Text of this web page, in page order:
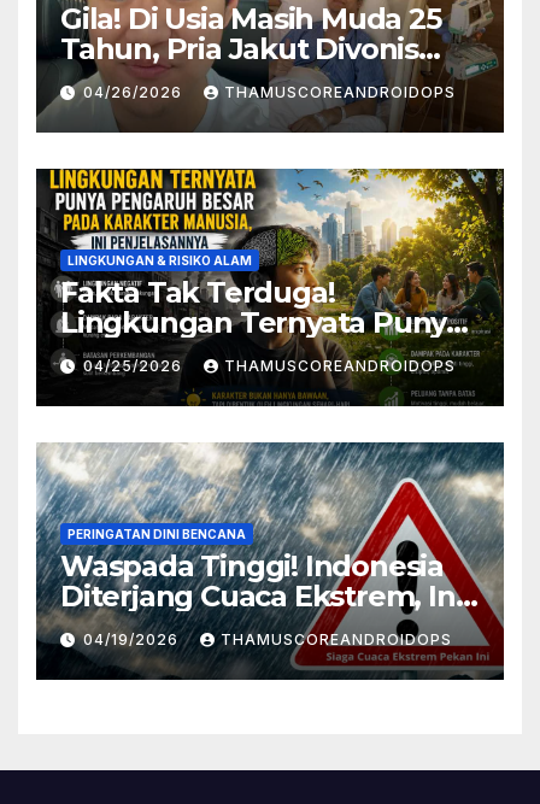
Gila! Di Usia Masih Muda 25
Tahun, Pria Jakut Divonis
Kanker Limfoma, Ini Dugaan
Penyebabnya
04/26/2026 THAMUSCOREANDROIDOPS
LINGKUNGAN & RISIKO ALAM
Fakta Tak Terduga!
Lingkungan Ternyata Punya
Pengaruh Besar Pada
Karakter Manusia, Ini
Penjelasannya
04/25/2026 THAMUSCOREANDROIDOPS
PERINGATAN DINI BENCANA
Waspada Tinggi! Indonesia
Diterjang Cuaca Ekstrem, Ini
Daftar Daerah Rawan
04/19/2026 THAMUSCOREANDROIDOPS